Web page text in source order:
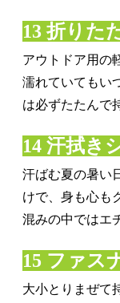
13 折りた
アウトドア用の
濡れていてもい
は必ずたたんで
14 汗拭き
汗ばむ夏の暑い
けで、身も心も
混みの中ではエ
15 ファス
大小とりまぜて